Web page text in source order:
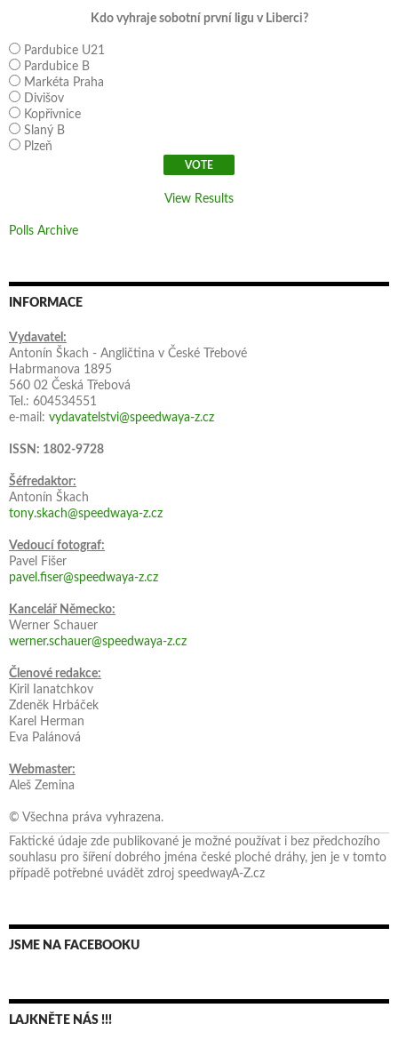
Kdo vyhraje sobotní první ligu v Liberci?
Pardubice U21
Pardubice B
Markéta Praha
Divišov
Kopřivnice
Slaný B
Plzeň
View Results
Polls Archive
INFORMACE
Vydavatel:
Antonín Škach - Angličtina v České Třebové
Habrmanova 1895
560 02 Česká Třebová
Tel.: 604534551
e-mail: vydavatelstvi@speedwaya-z.cz
ISSN: 1802-9728
Šéfredaktor:
Antonín Škach
tony.skach@speedwaya-z.cz
Vedoucí fotograf:
Pavel Fišer
pavel.fiser@speedwaya-z.cz
Kancelář Německo:
Werner Schauer
werner.schauer@speedwaya-z.cz
Členové redakce:
Kiril Ianatchkov
Zdeněk Hrbáček
Karel Herman
Eva Palánová
Webmaster:
Aleš Zemina
© Všechna práva vyhrazena.
Faktické údaje zde publikované je možné používat i bez předchozího
souhlasu pro šíření dobrého jména české ploché dráhy, jen je v tomto
případě potřebné uvádět zdroj speedwayA-Z.cz
JSME NA FACEBOOKU
LAJKNĚTE NÁS !!!